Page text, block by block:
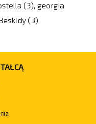
(3), georgia
(3)